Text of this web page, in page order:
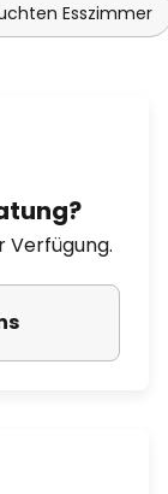
Esszimmer
Verfügung.